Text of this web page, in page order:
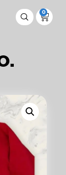
0